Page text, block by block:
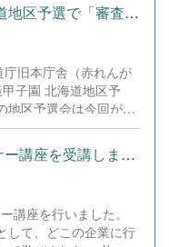
【MIRAI探究】政策甲子園 北海道地区予選で「審査員特別賞」を受賞！
旧本庁舎（赤れんが
子園 北海道地区予
地区予選会は今回が初
生4名によるチーム「｜
という勝負の時期に
ど非常に多忙な日々の
リサーチと準備を重
」と「自由テーマ部
た。 &nbsp; ■ 発表テ
【国際流通科】２年生がJALマナー講座を受講しました。
講座を行いました。
して、どこの企業に行